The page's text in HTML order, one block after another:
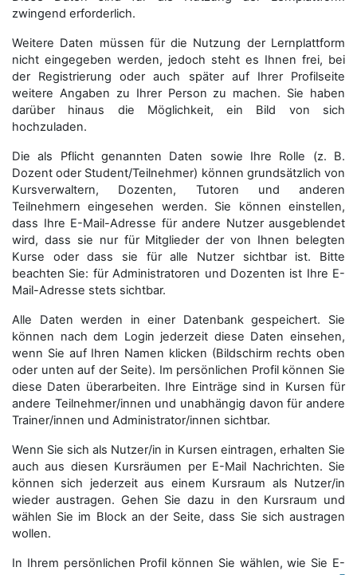
zwingend erforderlich.
Weitere Daten müssen für die Nutzung der Lernplattform
nicht eingegeben werden, jedoch steht es Ihnen frei, bei
der Registrierung oder auch später auf Ihrer Profilseite
weitere Angaben zu Ihrer Person zu machen. Sie haben
darüber hinaus die Möglichkeit, ein Bild von sich
hochzuladen.
Die als Pflicht genannten Daten sowie Ihre Rolle (z. B.
Dozent oder Student/Teilnehmer) können grundsätzlich von
Kursverwaltern, Dozenten, Tutoren und anderen
Teilnehmern eingesehen werden. Sie können einstellen,
dass Ihre E-Mail-Adresse für andere Nutzer ausgeblendet
wird, dass sie nur für Mitglieder der von Ihnen belegten
Kurse oder dass sie für alle Nutzer sichtbar ist. Bitte
beachten Sie: für Administratoren und Dozenten ist Ihre E-
Mail-Adresse stets sichtbar.
Alle Daten werden in einer Datenbank gespeichert. Sie
können nach dem Login jederzeit diese Daten einsehen,
wenn Sie auf Ihren Namen klicken (Bildschirm rechts oben
oder unten auf der Seite). Im persönlichen Profil können Sie
diese Daten überarbeiten. Ihre Einträge sind in Kursen für
andere Teilnehmer/innen und unabhängig davon für andere
Trainer/innen und Administrator/innen sichtbar.
Wenn Sie sich als Nutzer/in in Kursen eintragen, erhalten Sie
auch aus diesen Kursräumen per E-Mail Nachrichten. Sie
können sich jederzeit aus einem Kursraum als Nutzer/in
wieder austragen. Gehen Sie dazu in den Kursraum und
wählen Sie im Block an der Seite, dass Sie sich austragen
wollen.
In Ihrem persönlichen Profil können Sie wählen, wie Sie E-